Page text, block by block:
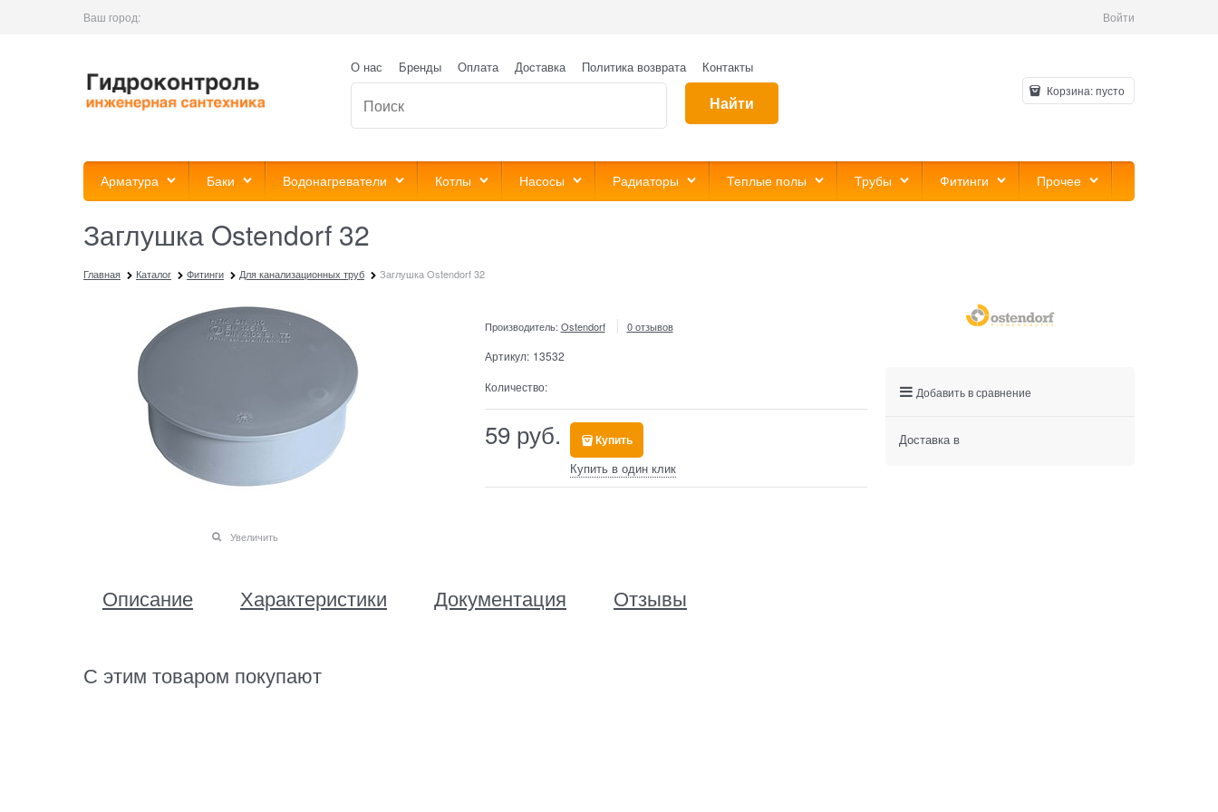
Ваш город: Войти
О нас Бренды Оплата Доставка Политика возврата Контакты
Найти
Корзина:пусто
Арматура Баки Водонагреватели Котлы Насосы Радиаторы Теплые полы Трубы Фитинги Прочее
Заглушка Ostendorf 32
Главная Каталог Фитинги Для канализационных труб Заглушка Ostendorf 32
Увеличить
Производитель: Ostendorf 0 отзывов
Артикул: 13532
Количество:
59 руб. Купить
Купить в один клик
Описание Характеристики Документация Отзывы
С этим товаром покупают
Добавить в сравнение
Доставка в